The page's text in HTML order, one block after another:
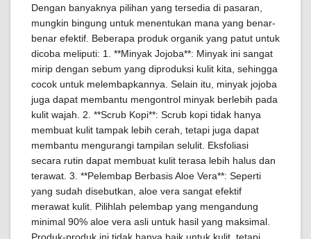
Dengan banyaknya pilihan yang tersedia di pasaran,
mungkin bingung untuk menentukan mana yang benar-
benar efektif. Beberapa produk organik yang patut untuk
dicoba meliputi: 1. **Minyak Jojoba**: Minyak ini sangat
mirip dengan sebum yang diproduksi kulit kita, sehingga
cocok untuk melembapkannya. Selain itu, minyak jojoba
juga dapat membantu mengontrol minyak berlebih pada
kulit wajah. 2. **Scrub Kopi**: Scrub kopi tidak hanya
membuat kulit tampak lebih cerah, tetapi juga dapat
membantu mengurangi tampilan selulit. Eksfoliasi
secara rutin dapat membuat kulit terasa lebih halus dan
terawat. 3. **Pelembap Berbasis Aloe Vera**: Seperti
yang sudah disebutkan, aloe vera sangat efektif
merawat kulit. Pilihlah pelembap yang mengandung
minimal 90% aloe vera asli untuk hasil yang maksimal.